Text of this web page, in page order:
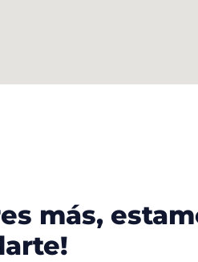
más,